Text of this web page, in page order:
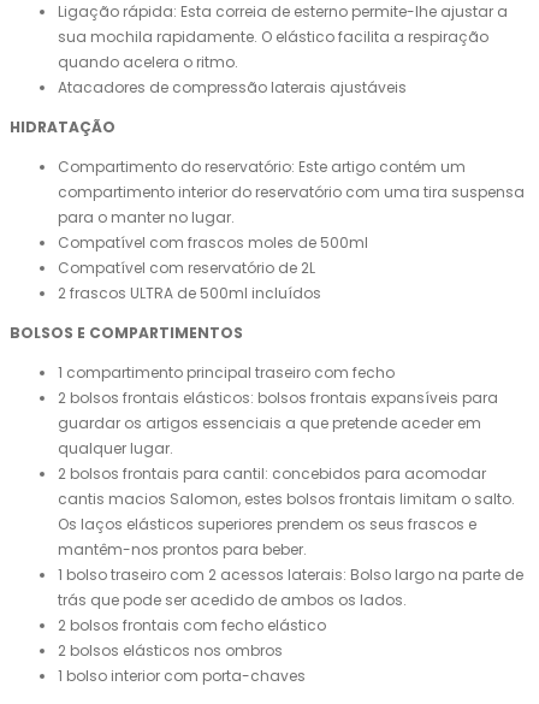
Ligação rápida: Esta correia de esterno permite-lhe ajustar a
sua mochila rapidamente. O elástico facilita a respiração
quando acelera o ritmo.
Atacadores de compressão laterais ajustáveis
HIDRATAÇÃO
Compartimento do reservatório: Este artigo contém um
compartimento interior do reservatório com uma tira suspensa
para o manter no lugar.
Compatível com frascos moles de 500ml
Compatível com reservatório de 2L
2 frascos ULTRA de 500ml incluídos
BOLSOS E COMPARTIMENTOS
1 compartimento principal traseiro com fecho
2 bolsos frontais elásticos: bolsos frontais expansíveis para
guardar os artigos essenciais a que pretende aceder em
qualquer lugar.
2 bolsos frontais para cantil: concebidos para acomodar
cantis macios Salomon, estes bolsos frontais limitam o salto.
Os laços elásticos superiores prendem os seus frascos e
mantêm-nos prontos para beber.
1 bolso traseiro com 2 acessos laterais: Bolso largo na parte de
trás que pode ser acedido de ambos os lados.
2 bolsos frontais com fecho elástico
2 bolsos elásticos nos ombros
1 bolso interior com porta-chaves